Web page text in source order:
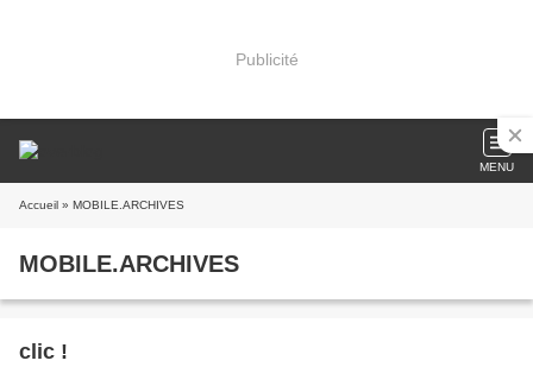
Publicité
MENU
Accueil » MOBILE.ARCHIVES
MOBILE.ARCHIVES
clic !